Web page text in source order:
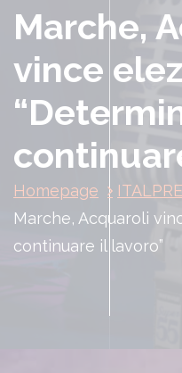
Marche,
vince
Homepage
Marche, Acquaroli
continuare il lavoro”